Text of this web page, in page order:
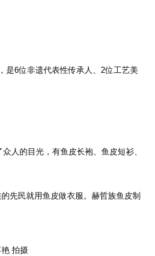
是6位非遗代表性传承人、2位工艺美
人的目光，有鱼皮长袍、鱼皮短衫、
先民就用鱼皮做衣服。赫哲族鱼皮制
拍摄